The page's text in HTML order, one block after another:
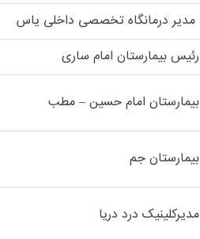
مدیر درمانگاه تخصصی داخلی یاس
رئیس بیمارستان امام ساری
بیمارستان امام حسین – مطب
بیمارستان جم
مدیرکلینیک درد دریا